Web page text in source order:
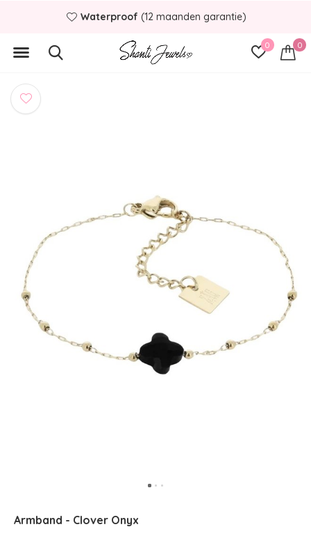
0 0
Waterproof (12 maanden garantie)
Armband - Clover Onyx